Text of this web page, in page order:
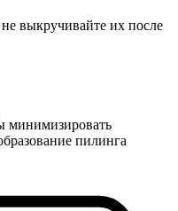
выкручивайте их после
минимизировать
пилинга